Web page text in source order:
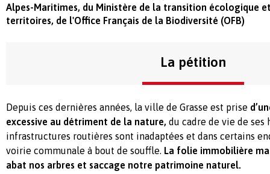
Alpes-Maritimes, du Ministère de la transition écologique
territoires, de l'Office Français de la Biodiversité (OFB)
La pétition
Depuis ces dernières années, la ville de Grasse est prise
excessive au détriment de la nature, du cadre de vie de ses
infrastructures routières sont inadaptées et dans certains
voirie communale à bout de souffle. La folie immobilière
abat nos arbres et saccage notre patrimoine naturel.